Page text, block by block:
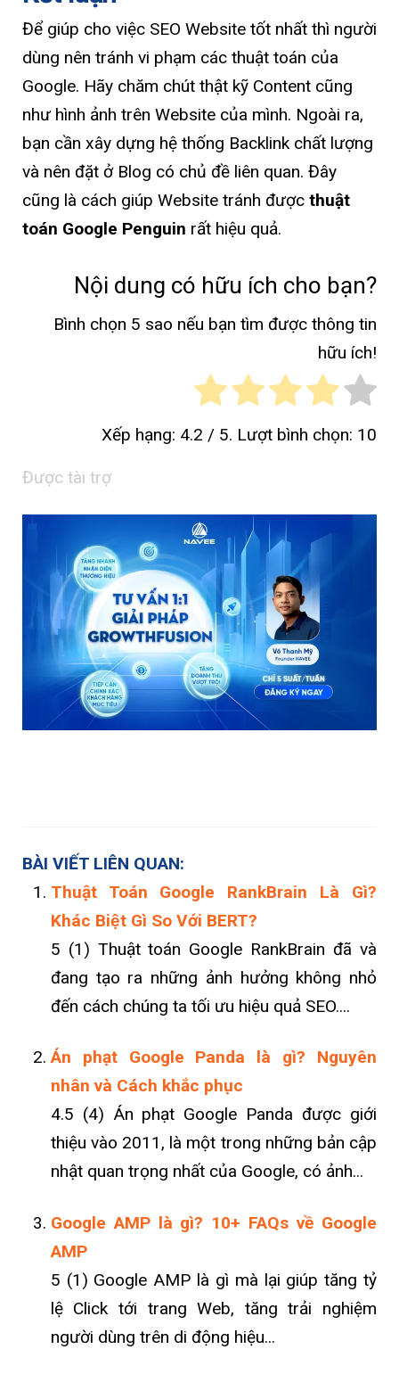
Để giúp cho việc SEO Website tốt nhất thì người
dùng nên tránh vi phạm các thuật toán của
Google. Hãy chăm chút thật kỹ Content cũng
như hình ảnh trên Website của mình. Ngoài ra,
bạn cần xây dựng hệ thống Backlink chất lượng
và nên đặt ở Blog có chủ đề liên quan. Đây
cũng là cách giúp Website tránh được thuật
toán Google Penguin rất hiệu quả.
Nội dung có hữu ích cho bạn?
Bình chọn 5 sao nếu bạn tìm được thông tin
hữu ích!
Xếp hạng: 4.2 / 5. Lượt bình chọn: 10
Được tài trợ
BÀI VIẾT LIÊN QUAN:
Thuật Toán Google RankBrain Là Gì?
Khác Biệt Gì So Với BERT?
5 (1) Thuật toán Google RankBrain đã và
đang tạo ra những ảnh hưởng không nhỏ
đến cách chúng ta tối ưu hiệu quả SEO....
Án phạt Google Panda là gì? Nguyên
nhân và Cách khắc phục
4.5 (4) Án phạt Google Panda được giới
thiệu vào 2011, là một trong những bản cập
nhật quan trọng nhất của Google, có ảnh...
Google AMP là gì? 10+ FAQs về Google
AMP
5 (1) Google AMP là gì mà lại giúp tăng tỷ
lệ Click tới trang Web, tăng trải nghiệm
người dùng trên di động hiệu...